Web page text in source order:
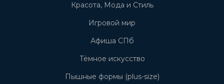
Красота, Мода и Стиль
Игровой мир
Афиша СПб
Тёмное искусство
Пышные формы (plus-size)